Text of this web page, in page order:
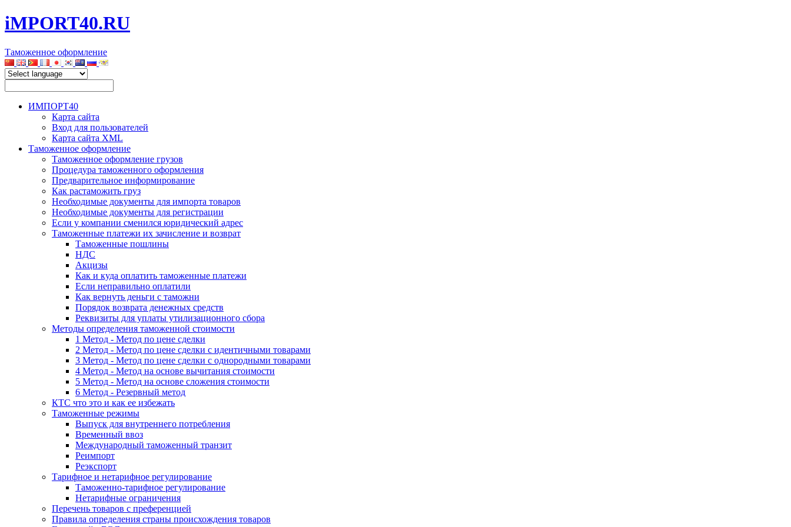
iMPORT40.RU
Таможенное оформление
ИМПОРТ40
Карта сайта
Вход для пользователей
Карта сайта XML
Таможенное оформление
Таможенное оформление грузов
Процедура таможенного оформления
Предварительное информирование
Как растаможить груз
Необходимые документы для импорта товаров
Необходимые документы для регистрации
Если у компании сменился юридический адрес
Таможенные платежи их зачисление и возврат
Таможенные пошлины
НДС
Акцизы
Как и куда оплатить таможенные платежи
Если неправильно оплатили
Как вернуть деньги с таможни
Порядок возврата денежных средств
Реквизиты для уплаты утилизационного сбора
Методы определения таможенной стоимости
1 Метод - Метод по цене сделки
2 Метод - Метод по цене сделки с идентичными товарами
3 Метод - Метод по цене сделки с однородными товарами
4 Метод - Метод на основе вычитания стоимости
5 Метод - Метод на основе сложения стоимости
6 Метод - Резервный метод
КТС что это и как ее избежать
Таможенные режимы
Выпуск для внутреннего потребления
Временный ввоз
Международный таможенный транзит
Реимпорт
Реэкспорт
Тарифное и нетарифное регулирование
Таможенно-тарифное регулирование
Нетарифные ограничения
Перечень товаров с преференцией
Правила определения страны происхождения товаров